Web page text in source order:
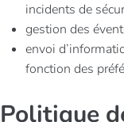
incidents de
gestion des
envoi
fonction des
Politique